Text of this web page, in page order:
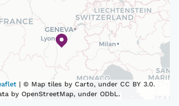
| © Map tiles by Carto, under CC BY 3.0.
by OpenStreetMap, under ODbL.